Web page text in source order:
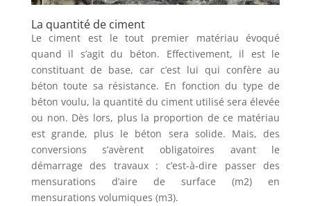
La quantité de ciment
Le ciment est le tout premier matériau évoqué
quand il s’agit du béton. Effectivement, il est le
constituant de base, car c’est lui qui confère au
béton toute sa résistance. En fonction du type de
béton voulu, la quantité du ciment utilisé sera élevée
ou non. Dès lors, plus la proportion de ce matériau
est grande, plus le béton sera solide. Mais, des
conversions s’avèrent obligatoires avant le
démarrage des travaux : c’est-à-dire passer des
mensurations d’aire de surface (m2) en
mensurations volumiques (m3).